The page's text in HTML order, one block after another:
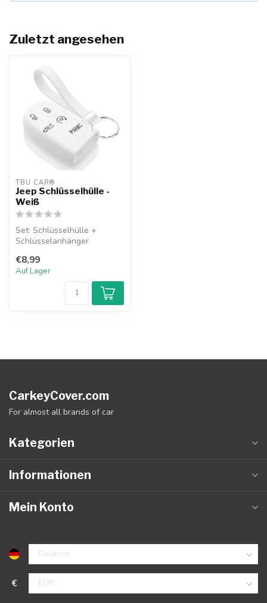
Zuletzt angesehen
TBU CAR®
Jeep Schlüsselhülle -
Weiß
Set: Schlüsselhülle +
Schlüsselanhänger
€8,99
Auf Lager
CarkeyCover.com
For almost all brands of car
Kategorien
Informationen
Mein Konto
€